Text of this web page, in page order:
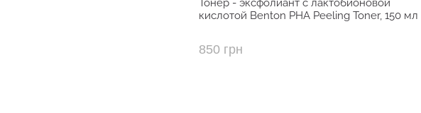
NDC
Тонер - эксфолиант с лактобионовой
кислотой Benton PHA Peeling Toner, 150 мл
850 грн